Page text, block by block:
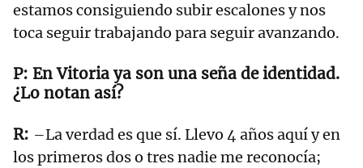
estamos consiguiendo subir escalones y nos
toca seguir trabajando para seguir avanzando.
En Vitoria ya son una seña de identidad.
¿Lo notan así?
–La verdad es que sí. Llevo 4 años aquí y en
los primeros dos o tres nadie me reconocía;